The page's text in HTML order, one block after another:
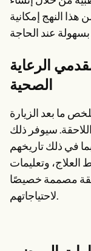
النهج إمكانية
مقدمي الرعاية
الصحية
ما بعد الزيارة
سيوفر ذلك
في ذلك تاريخهم
وتعليمات
مصممة خصيصًا
لاحتياجاتهم.